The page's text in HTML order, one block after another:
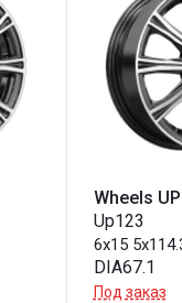
Wheels UP
Up123
6x15
DIA67.1
Под заказ